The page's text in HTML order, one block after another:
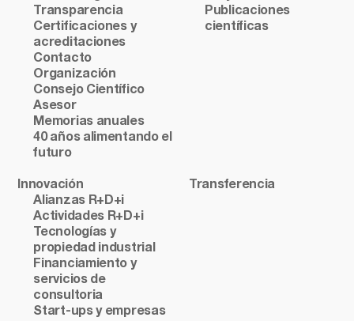
Transparencia
Certificaciones y
acreditaciones
Contacto
Organización
Consejo Científico
Asesor
Memorias anuales
40 años alimentando el
futuro
Publicaciones
científicas
Innovación
Alianzas R+D+i
Actividades R+D+i
Tecnologías y
propiedad industrial
Financiamiento y
servicios de
consultoria
Start-ups y empresas
Transferencia